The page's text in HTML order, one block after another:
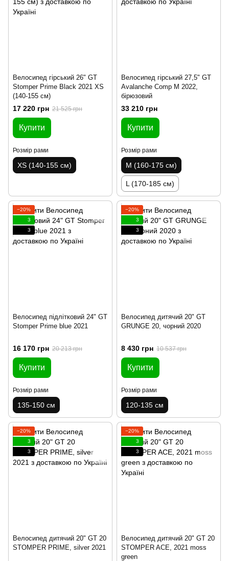
Велосипед гірський 26" GT
Stomper Prime Black 2021 XS
(140-155 см)
17 220 грн 21 525 грн
Купити
Розмір рами
XS (140-155 см)
Велосипед гірський 27,5" GT
Avalanche Comp M 2022,
бірюзовий
33 210 грн
Купити
Розмір рами
M (160-175 см)
L (170-185 см)
−20%
3
3
Велосипед підлітковий 24" GT
Stomper Prime blue 2021
16 170 грн 20 213 грн
Купити
Розмір рами
135-150 см
−20%
3
3
Велосипед дитячий 20" GT
GRUNGE 20, чорний 2020
8 430 грн 10 537 грн
Купити
Розмір рами
120-135 см
−20%
3
3
Велосипед дитячий 20" GT 20
STOMPER PRIME, silver 2021
−20%
3
3
Велосипед дитячий 20" GT 20
STOMPER ACE, 2021 moss
green